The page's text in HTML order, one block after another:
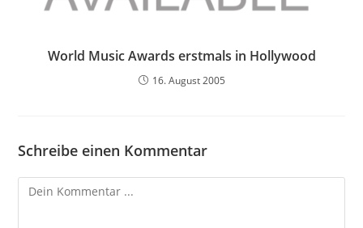
World Music Awards erstmals in Hollywood
16. August 2005
Schreibe einen Kommentar
Kommentieren